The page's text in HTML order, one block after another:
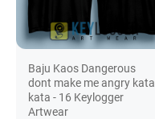
Baju Kaos Dangerous
dont make me angry kata
kata - 16 Keylogger
Artwear